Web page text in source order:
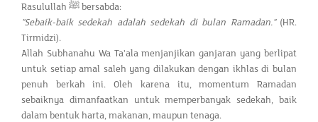
Rasulullah ﷺ bersabda:
"Sebaik-baik sedekah adalah sedekah di bulan Ramadan."(HR.
Tirmidzi).
Allah Subhanahu Wa Ta'ala menjanjikan ganjaran yang berlipat
untuk setiap amal saleh yang dilakukan dengan ikhlas di bulan
penuh berkah ini. Oleh karena itu, momentum Ramadan
sebaiknya dimanfaatkan untuk memperbanyak sedekah, baik
dalam bentuk harta, makanan, maupun tenaga.